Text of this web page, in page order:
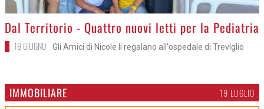
>
Dal Territorio - Quattro nuovi letti per la Pediatria
18 GIUGNO Gli Amici di Nicole li regalano all'ospedale di Trevlglio
IMMOBILIARE 19 LUGLIO